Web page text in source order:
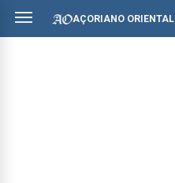
AÇORIANO ORIENTAL